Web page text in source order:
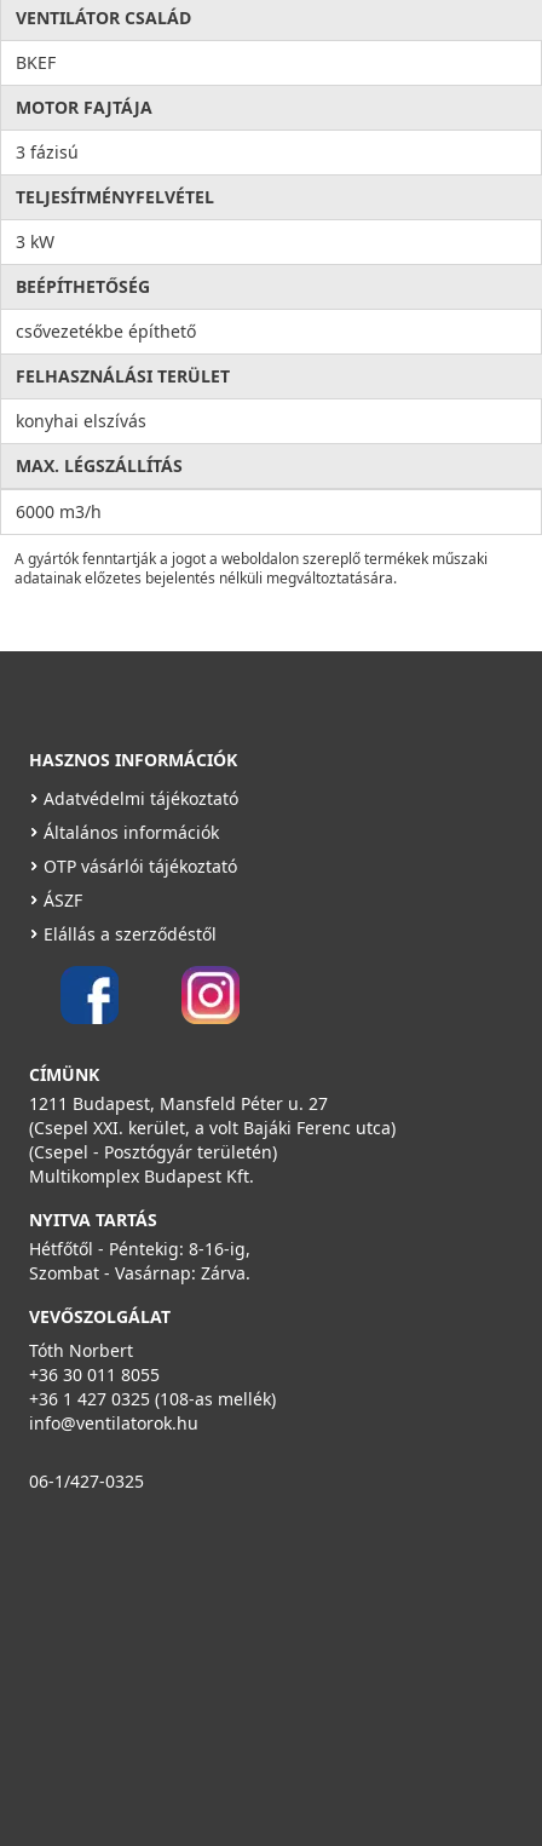
VENTILÁTOR CSALÁD
BKEF
MOTOR FAJTÁJA
3 fázisú
TELJESÍTMÉNYFELVÉTEL
3 kW
BEÉPÍTHETŐSÉG
csővezetékbe építhető
FELHASZNÁLÁSI TERÜLET
konyhai elszívás
MAX. LÉGSZÁLLÍTÁS
6000 m3/h
A gyártók fenntartják a jogot a weboldalon szereplő termékek műszaki
adatainak előzetes bejelentés nélküli megváltoztatására.
HASZNOS INFORMÁCIÓK
Adatvédelmi tájékoztató
Általános információk
OTP vásárlói tájékoztató
ÁSZF
Elállás a szerződéstől
CÍMÜNK
1211 Budapest, Mansfeld Péter u. 27
(Csepel XXI. kerület, a volt Bajáki Ferenc utca)
(Csepel - Posztógyár területén)
Multikomplex Budapest Kft.
NYITVA TARTÁS
Hétfőtől - Péntekig: 8-16-ig,
Szombat - Vasárnap: Zárva.
VEVŐSZOLGÁLAT
Tóth Norbert
+36 30 011 8055
+36 1 427 0325 (108-as mellék)
info@ventilatorok.hu
06-1/427-0325